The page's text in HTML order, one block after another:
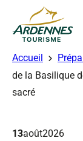
ADT des
Accueil
de la Basilique
sacré
13août2026